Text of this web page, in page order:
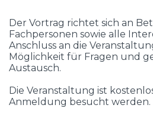
Der Vortrag richtet sich an
Fachpersonen sowie alle
Anschluss an die
Möglichkeit für Fragen und
Austausch.
Die Veranstaltung ist
Anmeldung besucht werden.